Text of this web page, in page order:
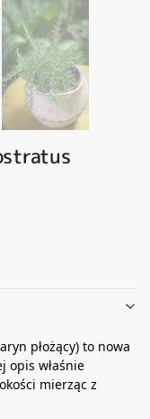
płożący) to nowa
opis właśnie
mierząc z